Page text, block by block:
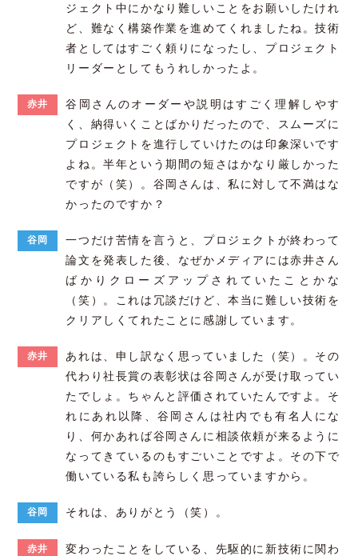
ジェクト中にかなり難しいことをお願いしたけれ
ど、難なく構築作業を進めてくれましたね。技術
者としてはすごく頼りになったし、プロジェクト
リーダーとしてもうれしかったよ。
赤井
谷岡さんのオーダーや説明はすごく理解しやす
く、納得いくことばかりだったので、スムーズに
プロジェクトを進行していけたのは印象深いです
よね。半年という期間の短さはかなり厳しかった
ですが（笑）。谷岡さんは、私に対して不満はな
かったのですか？
谷岡
一つだけ苦情を言うと、プロジェクトが終わって
論文を発表した後、なぜかメディアには赤井さん
ばかりクローズアップされていたことかな
（笑）。これは冗談だけど、本当に難しい技術を
クリアしくてれたことに感謝しています。
赤井
あれは、申し訳なく思っていました（笑）。その
代わり社長賞の表彰状は谷岡さんが受け取ってい
たでしょ。ちゃんと評価されていたんですよ。そ
れにあれ以降、谷岡さんは社内でも有名人にな
り、何かあれば谷岡さんに相談依頼が来るように
なってきているのもすごいことですよ。その下で
働いている私も誇らしく思っていますから。
谷岡 それは、ありがとう（笑）。
赤井
変わったことをしている、先駆的に新技術に関わ